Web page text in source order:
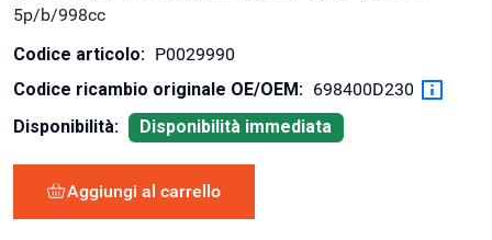
5p/b/998cc
Codice articolo: P0029990
Codice ricambio originale OE/OEM: 698400D230
Disponibilità:
Disponibilità immediata
Aggiungi al carrello